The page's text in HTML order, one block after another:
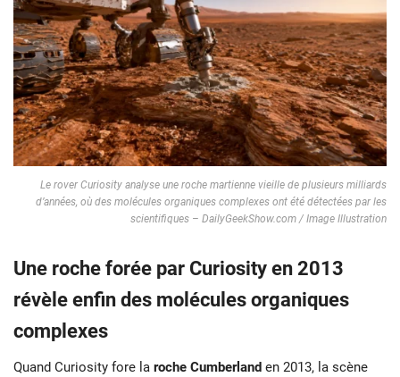
Le rover Curiosity analyse une roche martienne vieille de plusieurs milliards
d’années, où des molécules organiques complexes ont été détectées par les
scientifiques – DailyGeekShow.com / Image Illustration
Une roche forée par Curiosity en 2013
révèle enfin des molécules organiques
complexes
Quand Curiosity fore la roche Cumberland en 2013, la scène